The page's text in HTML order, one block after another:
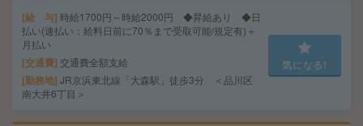
給 与 時給1700円～時給2000円 ◆昇給あり ◆日
払い(速払い：給料日前に70％まで受取可能/規定有)＋
月払い
交通費 交通費全額支給
勤務地 JR京浜東北線「大森駅」徒歩3分 ＜品川区
南大井6丁目＞
気になる!